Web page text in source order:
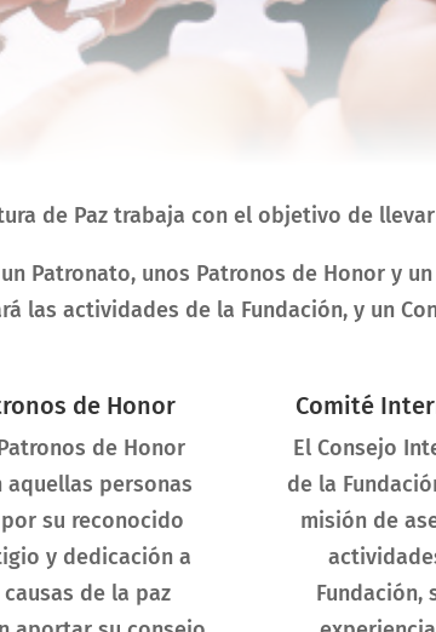
de Paz trabaja con el objetivo de
Patronato, unos Patronos de Honor y
las actividades de la Fundación, y un
de Honor
de Honor
aquellas personas
su reconocido
y dedicación a
causas de la paz
Comité
El Consejo
de la
misión de
Fundación,